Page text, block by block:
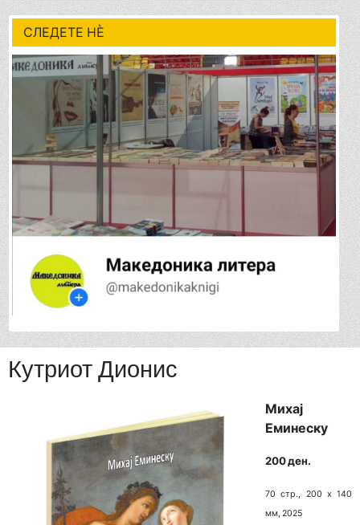
СЛЕДЕТЕ НÈ
Кутриот Дионис
Михај
Еминеску
200 ден.
70 стр., 200 х 140
мм, 2025